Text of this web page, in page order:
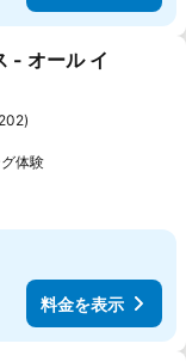
追加
- オール イ
体験
料金を表示